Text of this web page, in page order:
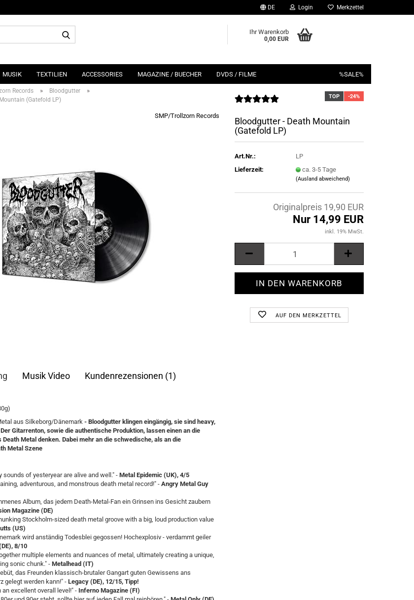
DE Login Merkzettel
Ihr Warenkorb
0,00 EUR
MUSIK TEXTILIEN ACCESSORIES MAGAZINE / BUECHER DVDS / FILME %SALE%
Records » Bloodgutter »
(Gatefold LP)
SMP/Trollzorn Records
TOP -24%
Bloodgutter - Death Mountain
(Gatefold LP)
Art.Nr.:
LP
Lieferzeit:
ca. 3-5 Tage
(Ausland abweichend)
Originalpreis 19,90 EUR
Nur 14,99 EUR
inkl. 19% MwSt.
AUF DEN MERKZETTEL
Musik Video Kundenrezensionen (1)
aus Silkeborg/Dänemark- Bloodgutter klingen eingängig, sie sind heavy,
Gitarrenton, sowie die authentische Produktion, lassen einen an die
Death Metal denken. Dabei mehr an die schwedische, als an die
Metal Szene
sounds of yesteryear are alive and well." - Metal Epidemic (UK), 4/5
adventurous, and monstrous death metal record!" - Angry Metal Guy
Album, das jedem Death-Metal-Fan ein Grinsen ins Gesicht zaubern
Magazine (DE)
Stockholm-sized death metal groove with a big, loud production value
(US)
wird anständig Todesblei gegossen! Hochexplosiv - verdammt geiler
8/10
multiple elements and nuances of metal, ultimately creating a unique,
sonic chunk." -Metalhead (IT)
das Freunden klassisch-brutaler Gangart guten Gewissens ans
gelegt werden kann!" - Legacy (DE), 12/15, Tipp!
excellent overall level!" -Inferno Magazine (FI)